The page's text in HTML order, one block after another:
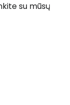
su mūsų